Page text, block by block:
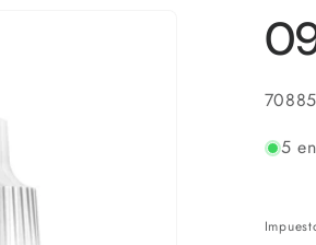
SKU:
70885
5